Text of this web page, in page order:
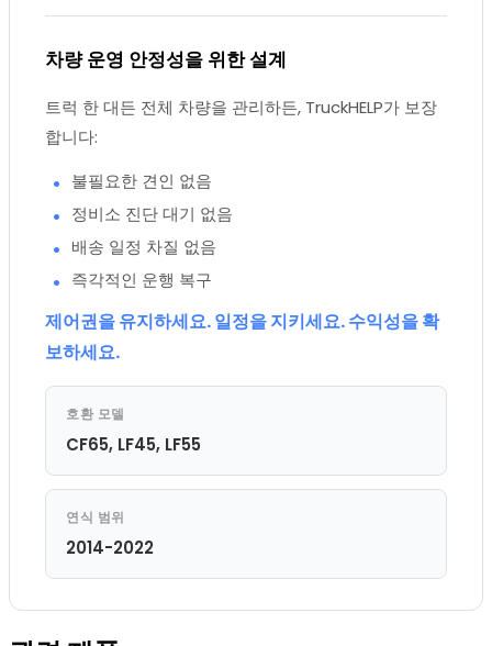
차량 운영 안정성을 위한 설계
트럭 한 대든 전체 차량을 관리하든, TruckHELP가 보장
합니다:
불필요한 견인 없음
정비소 진단 대기 없음
배송 일정 차질 없음
즉각적인 운행 복구
제어권을 유지하세요. 일정을 지키세요. 수익성을 확
보하세요.
호환 모델
CF65, LF45, LF55
연식 범위
2014-2022